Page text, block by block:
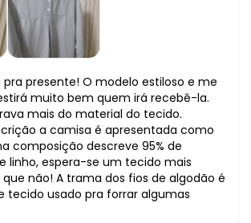
pra presente! O modelo estiloso e me
muito bem quem irá recebê-la.
mais do material do tecido.
a camisa é apresentada como
composição descreve 95% de
linho, espera-se um tecido mais
não! A trama dos fios de algodão é
tecido usado pra forrar algumas